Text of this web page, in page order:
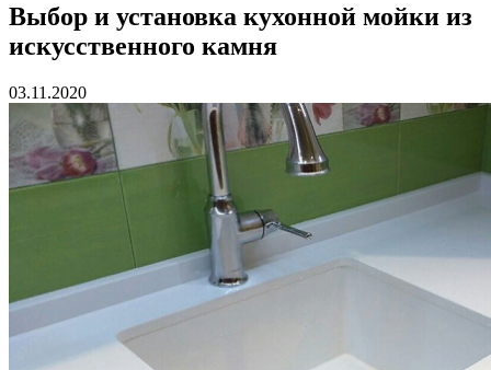
Выбор и установка кухонной мойки из
искусственного камня
03.11.2020